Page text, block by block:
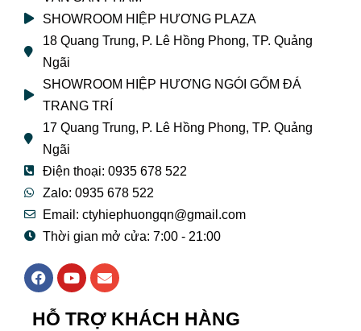
SHOWROOM HIỆP HƯƠNG PLAZA
18 Quang Trung, P. Lê Hồng Phong, TP. Quảng
Ngãi
SHOWROOM HIỆP HƯƠNG NGÓI GỐM ĐÁ
TRANG TRÍ
17 Quang Trung, P. Lê Hồng Phong, TP. Quảng
Ngãi
Điện thoại: 0935 678 522
Zalo: 0935 678 522
Email: ctyhiephuongqn@gmail.com
Thời gian mở cửa: 7:00 - 21:00
F
a
e
b
Y
o
t
u
E
n
e
l
HỖ TRỢ KHÁCH HÀNG